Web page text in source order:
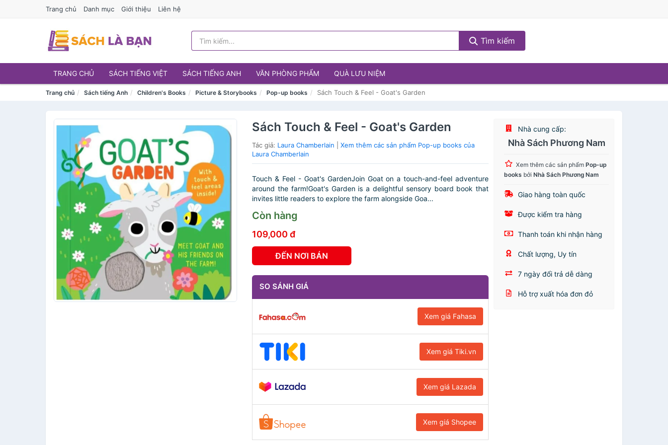
Trang chủ Danh mục Giới thiệu Liên hệ
Tìm kiếm
TRANG CHỦ SÁCH TIẾNG VIỆT SÁCH TIẾNG ANH VĂN PHÒNG PHẨM QUÀ LƯU NIỆM
Trang chủ Sách tiếng Anh Children's Books Picture & Storybooks Pop-up books Sách Touch & Feel - Goat's Garden
Sách Touch & Feel - Goat's Garden
Tác giả: Laura Chamberlain |Xem thêm các sản phẩm Pop-up books của
Laura Chamberlain
Touch & Feel - Goat's GardenJoin Goat on a touch-and-feel adventure
around the farm!Goat's Garden is a delightful sensory board book that
invites little readers to explore the farm alongside Goa...
Còn hàng
109,000 đ
ĐẾN NƠI BÁN
SO SÁNH GIÁ
Xem giá Fahasa
Xem giá Tiki.vn
Xem giá Lazada
Xem giá Shopee
Nhà cung cấp:
Nhà Sách Phương Nam
Xem thêm các sản phẩmPop-up
books bởiNhà Sách Phương Nam
Giao hàng toàn quốc
Được kiểm tra hàng
Thanh toán khi nhận hàng
Chất lượng, Uy tín
7 ngày đổi trả dễ dàng
Hỗ trợ xuất hóa đơn đỏ